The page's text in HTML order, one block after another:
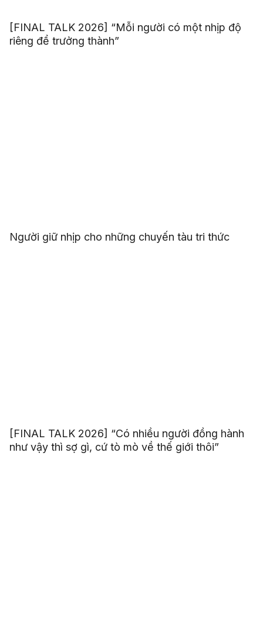
[FINAL TALK 2026] “Mỗi người có một nhịp độ
riêng để trưởng thành”
Người giữ nhịp cho những chuyến tàu tri thức
[FINAL TALK 2026] “Có nhiều người đồng hành
như vậy thì sợ gì, cứ tò mò về thế giới thôi”